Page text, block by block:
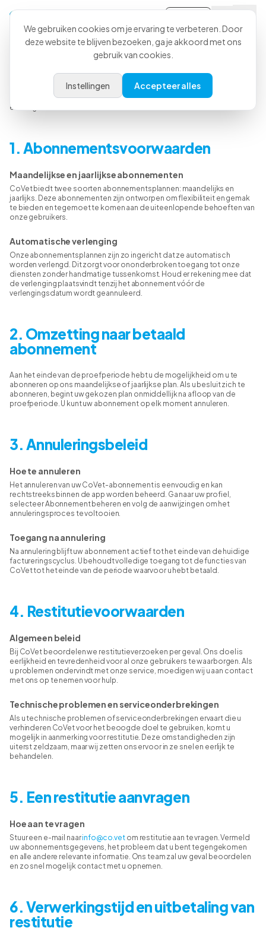
Restitutiebeleid
Welkom op de pagina met het restitutiebeleid van CoVet. Bij CoVet
streven we ernaar al onze gebruikers een naadloze en bevredigende
ervaring te bieden.
1. Abonnementsvoorwaarden
Maandelijkse en jaarlijkse abonnementen
CoVet biedt twee soorten abonnementsplannen: maandelijks en
jaarlijks. Deze abonnementen zijn ontworpen om flexibiliteit en gemak
te bieden en tegemoet te komen aan de uiteenlopende behoeften van
onze gebruikers.
Automatische verlenging
Onze abonnementsplannen zijn zo ingericht dat ze automatisch
worden verlengd. Dit zorgt voor ononderbroken toegang tot onze
diensten zonder handmatige tussenkomst. Houd er rekening mee dat
de verlenging plaatsvindt tenzij het abonnement vóór de
verlengingsdatum wordt geannuleerd.
2. Omzetting naar betaald
abonnement
Aan het einde van de proefperiode hebt u de mogelijkheid om u te
abonneren op ons maandelijkse of jaarlijkse plan. Als u besluit zich te
abonneren, begint uw gekozen plan onmiddellijk na afloop van de
proefperiode. U kunt uw abonnement op elk moment annuleren.
3. Annuleringsbeleid
Hoe te annuleren
Het annuleren van uw CoVet-abonnement is eenvoudig en kan
rechtstreeks binnen de app worden beheerd. Ga naar uw profiel,
selecteer Abonnement beheren en volg de aanwijzingen om het
annuleringsproces te voltooien.
Toegang na annulering
Na annulering blijft uw abonnement actief tot het einde van de huidige
factureringscyclus. U behoudt volledige toegang tot de functies van
CoVet tot het einde van de periode waarvoor u hebt betaald.
4. Restitutievoorwaarden
Algemeen beleid
Bij CoVet beoordelen we restitutieverzoeken per geval. Ons doel is
eerlijkheid en tevredenheid voor al onze gebruikers te waarborgen. Als
u problemen ondervindt met onze service, moedigen wij u aan contact
met ons op te nemen voor hulp.
Technische problemen en serviceonderbrekingen
Als u technische problemen of serviceonderbrekingen ervaart die u
verhinderen CoVet voor het beoogde doel te gebruiken, komt u
mogelijk in aanmerking voor restitutie. Deze omstandigheden zijn
uiterst zeldzaam, maar wij zetten ons ervoor in ze snel en eerlijk te
behandelen.
5. Een restitutie aanvragen
Hoe aan te vragen
Stuur een e-mail naarinfo@co.vet om restitutie aan te vragen. Vermeld
uw abonnementsgegevens, het probleem dat u bent tegengekomen
en alle andere relevante informatie. Ons team zal uw geval beoordelen
en zo snel mogelijk contact met u opnemen.
6. Verwerkingstijd en uitbetaling van
restitutie
We gebruiken cookies om je ervaring te verbeteren. Door
deze website te blijven bezoeken, ga je akkoord met ons
gebruik van cookies.
Instellingen Accepteer alles